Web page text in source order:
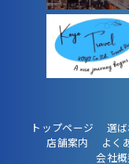
トップページ 選
店舗案内
よく
会社